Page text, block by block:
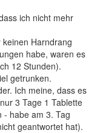
ich nicht mehr
Harndrang
habe, waren es
12 Stunden).
getrunken.
Ich meine, dass es
3 Tage 1 Tablette
- habe am 3. Tag
geantwortet hat).